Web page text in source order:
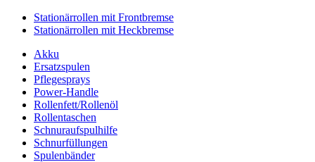
Stationärrollen mit Frontbremse
Stationärrollen mit Heckbremse
Akku
Ersatzspulen
Pflegesprays
Power-Handle
Rollenfett/Rollenöl
Rollentaschen
Schnuraufspulhilfe
Schnurfüllungen
Spulenbänder